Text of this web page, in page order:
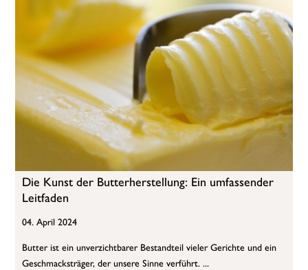
Die Kunst der Butterherstellung: Ein umfassender
Leitfaden
04. April 2024
Butter ist ein unverzichtbarer Bestandteil vieler Gerichte und ein
Geschmacksträger, der unsere Sinne verführt. ...